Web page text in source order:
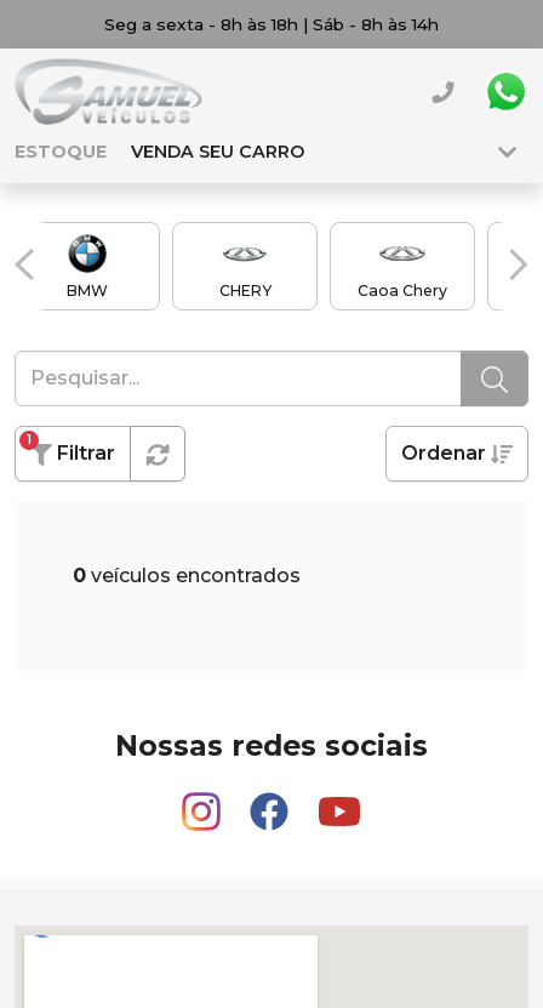
Seg a sexta - 8h às 18h | Sáb - 8h às 14h
ESTOQUE VENDA SEU CARRO
BMW CHERY Caoa Chery
Filtrar
1
Ordenar
0 veículos encontrados
Nossas redes sociais